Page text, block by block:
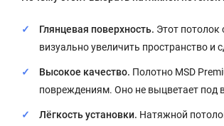
Глянцевая поверхность. Этот потолок
визуально увеличить пространство и
Высокое качество. Полотно MSD
повреждениям. Оно не выцветает под
Лёгкость установки. Натяжной